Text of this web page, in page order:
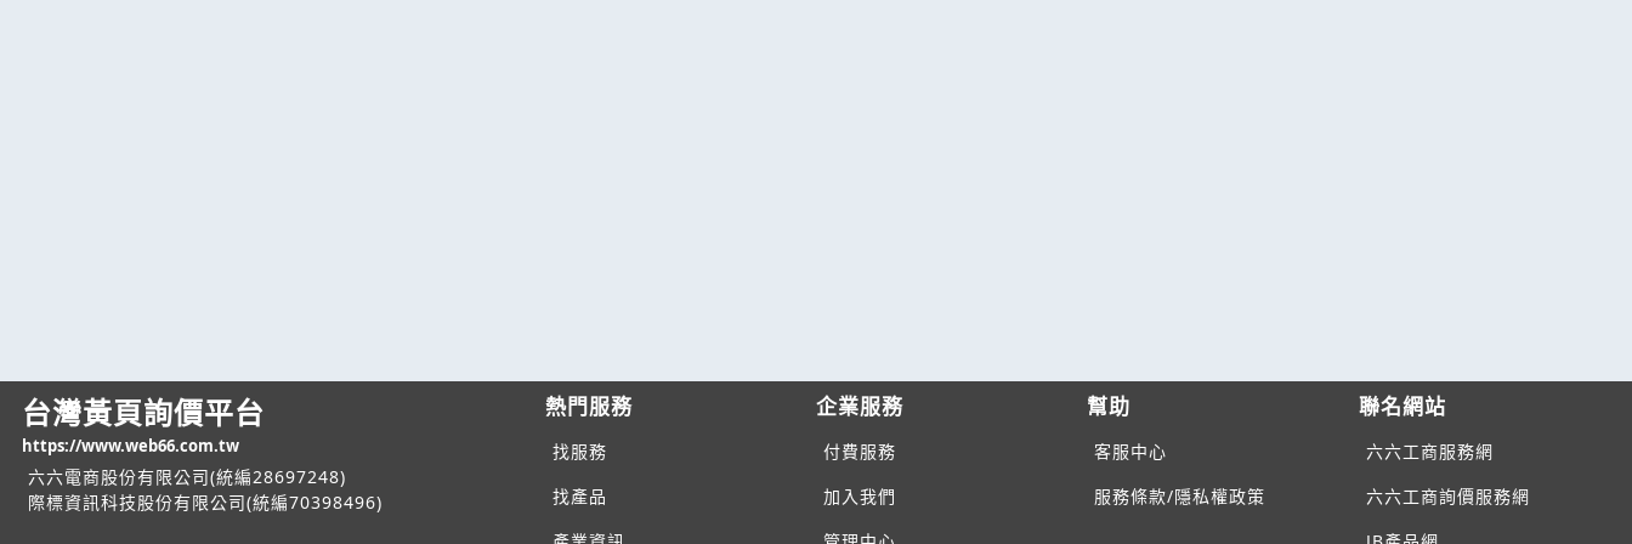
台灣黃頁詢價平台
https://www.web66.com.tw
六六電商股份有限公司(統編28697248)
際標資訊科技股份有限公司(統編70398496)
熱門服務
找服務
找產品
企業服務
付費服務
加入我們
幫助
客服中心
服務條款/隱私權政策
聯名網站
六六工商服務網
六六工商詢價服務網